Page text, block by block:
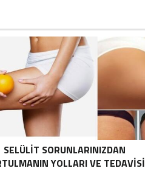
SELÜLIT SORUNLARINIZDAN
YOLLARI VE TEDAVISI